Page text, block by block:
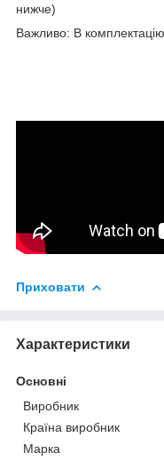
нижче)
Важливо: В
Приховати
Характеристики
Основні
Виробник
Країна виробник
Марка